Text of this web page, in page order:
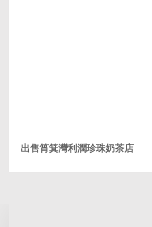
出售筲箕灣利潤珍珠奶茶店